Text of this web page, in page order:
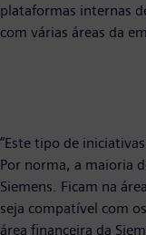
plataformas internas
com várias áreas da
“Este tipo de
Por norma, a maioria
Siemens. Ficam na
seja compatível com
área financeira da